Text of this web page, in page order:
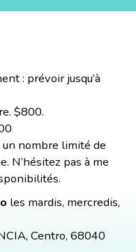
: prévoir jusqu’à
$800.
nombre limité de
N’hésitez pas à me
les mardis, mercredis,
Centro, 68040